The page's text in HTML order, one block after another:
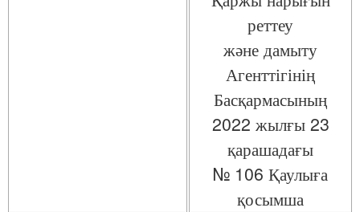
реттеу
және дамыту
Агенттігінің
Басқармасының
2022 жылғы 23
қарашадағы
№ 106 Қаулыға
қосымша